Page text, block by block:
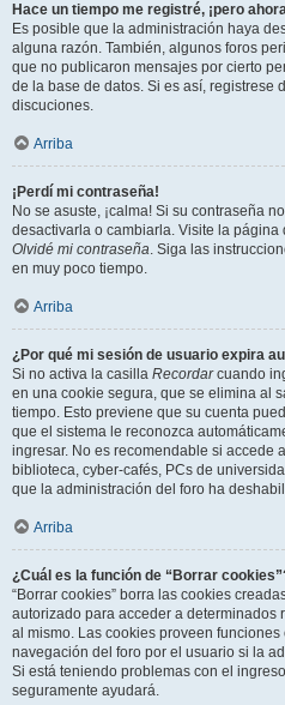
Hace un tiempo me registré, ¡pero
Es posible que la administración haya
alguna razón. También, algunos foros
que no publicaron mensajes por cierto
de la base de datos. Si es así, registrese
discuciones.
Arriba
¡Perdí mi contraseña!
No se asuste, ¡calma! Si su contraseña
desactivarla o cambiarla. Visite la
Olvidé mi contraseña. Siga las
en muy poco tiempo.
Arriba
¿Por qué mi sesión de usuario expira
Si no activa la casilla Recordarcuando
en una cookie segura, que se elimina al
tiempo. Esto previene que su cuenta
que el sistema le reconozca
ingresar. No es recomendable si accede
biblioteca, cyber-cafés, PCs de
que la administración del foro ha
Arriba
¿Cuál es la función de “Borrar
“Borrar cookies” borra las cookies
autorizado para acceder a determinados
al mismo. Las cookies proveen
navegación del foro por el usuario si la
Si está teniendo problemas con el
seguramente ayudará.